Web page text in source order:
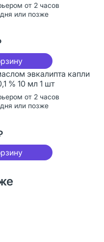
от 2 часов
или позже
эвкалипта капли
% 10 мл 1 шт
от 2 часов
или позже